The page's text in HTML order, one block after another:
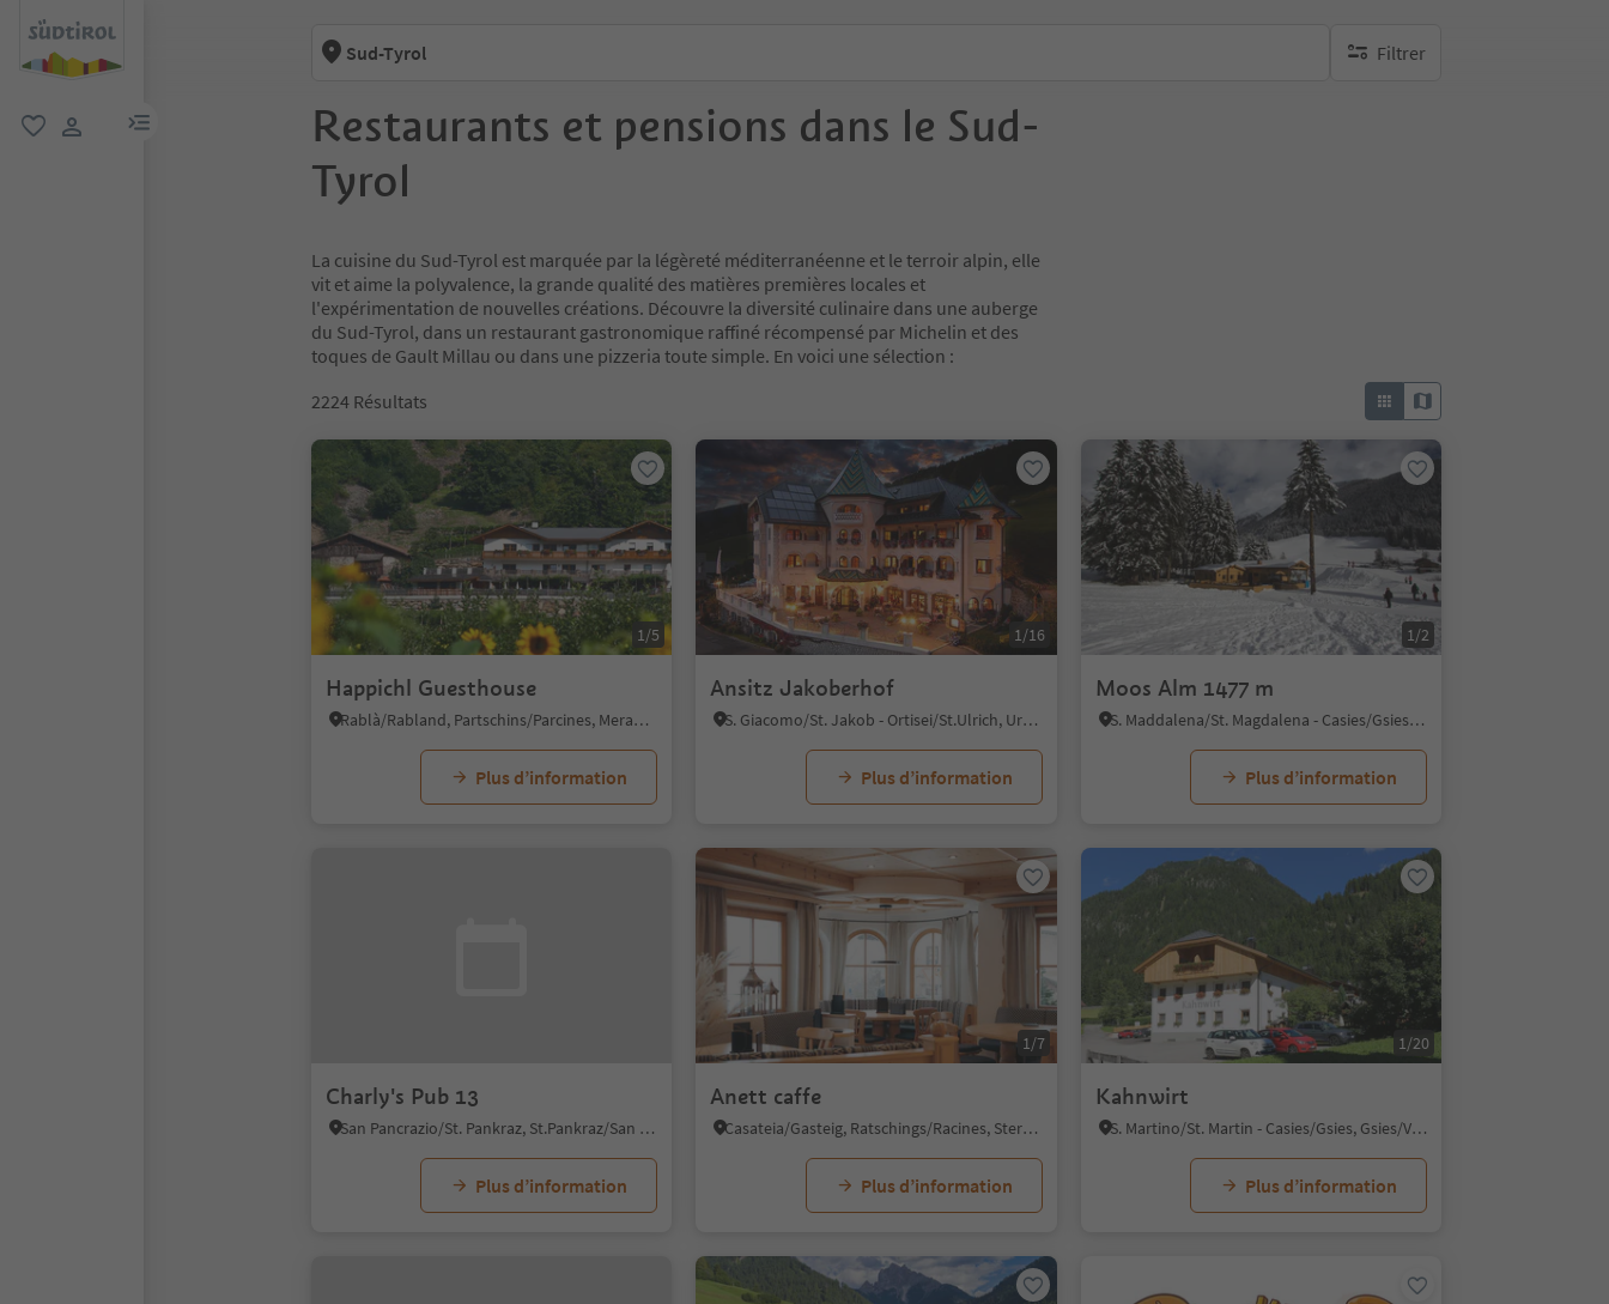
lien menu
Sud-Tyrol Filtrer
aucun filtre actif
Restaurants et pensions dans le Sud-
Tyrol
La cuisine du Sud-Tyrol est marquée par la légèreté méditerranéenne et le terroir alpin, elle
vit et aime la polyvalence, la grande qualité des matières premières locales et
l'expérimentation de nouvelles créations. Découvre la diversité culinaire dans une auberge
du Sud-Tyrol, dans un restaurant gastronomique raffiné récompensé par Michelin et des
toques de Gault Millau ou dans une pizzeria toute simple. En voici une sélection :
2224 Résultats
1/5
Happichl Guesthouse
Rablà/Rabland, Partschins/Parcines, Meran/Merano and environs
Plus d’information
1/16
Ansitz Jakoberhof
S. Giacomo/St. Jakob - Ortisei/St.Ulrich, Urtijëi/Ortisei, Dolomites Region Val Gardena
Plus d’information
1/2
Moos Alm 1477 m
S. Maddalena/St. Magdalena - Casies/Gsies, Gsies/Valle di Casies
Plus d’information
Charly's Pub 13
San Pancrazio/St. Pankraz, St.Pankraz/San Pancrazio, Meran/Merano and environs
Plus d’information
1/7
Anett caffe
Casateia/Gasteig, Ratschings/Racines, Sterzing/Vipiteno and environs
Plus d’information
1/20
Kahnwirt
S. Martino/St. Martin - Casies/Gsies, Gsies/Valle di Casies
Plus d’information